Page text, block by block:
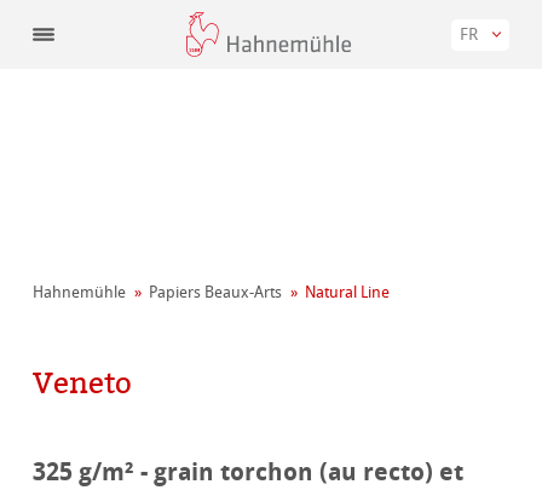
FR
Hahnemühle Papiers Beaux-Arts Natural Line
Veneto
325 g/m² - grain torchon (au recto) et